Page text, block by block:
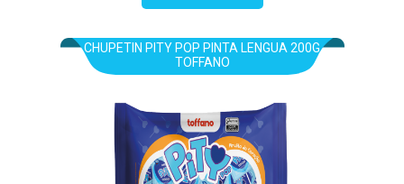
CHUPETIN PITY POP PINTA LENGUA 200G
TOFFANO